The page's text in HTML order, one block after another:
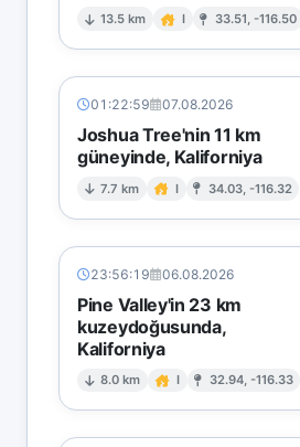
13.5 km I 33.51, -116.50
01:22:59 07.08.2026
Joshua Tree'nin 11 km
güneyinde, Kaliforniya
7.7 km I 34.03, -116.32
23:56:19 06.08.2026
Pine Valley'in 23 km
kuzeydoğusunda,
Kaliforniya
8.0 km I 32.94, -116.33